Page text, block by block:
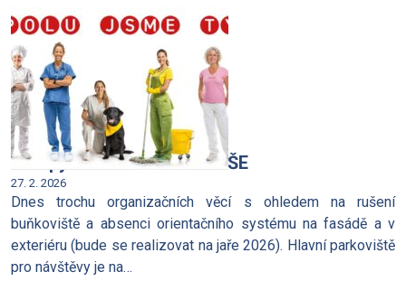
Vstupy do nového MATYÁŠE
27. 2. 2026
Dnes trochu organizačních věcí s ohledem na rušení
buňkoviště a absenci orientačního systému na fasádě a v
exteriéru (bude se realizovat na jaře 2026). Hlavní parkoviště
pro návštěvy je na…